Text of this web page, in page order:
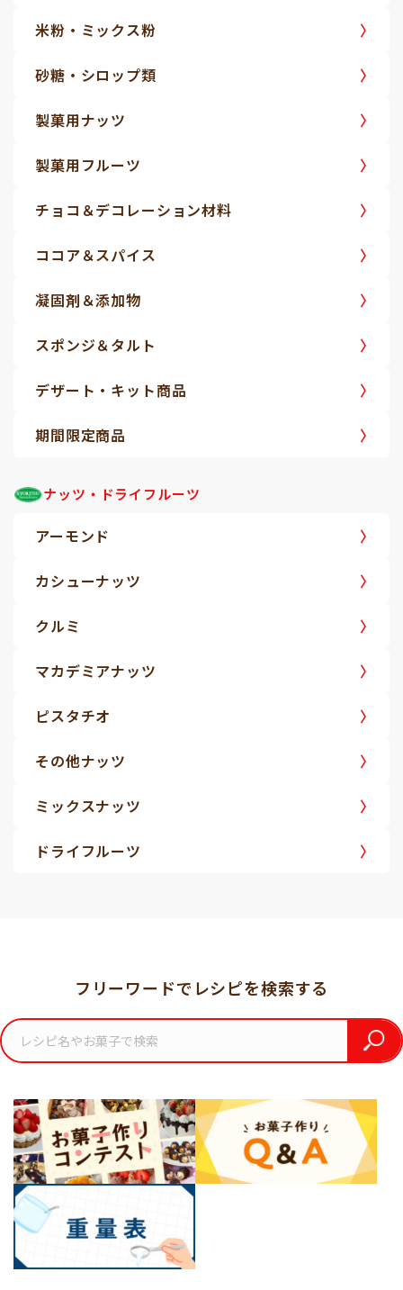
米粉・ミックス粉
砂糖・シロップ類
製菓用ナッツ
製菓用フルーツ
チョコ＆デコレーション材料
ココア＆スパイス
凝固剤＆添加物
スポンジ＆タルト
デザート・キット商品
期間限定商品
ナッツ・ドライフルーツ
アーモンド
カシューナッツ
クルミ
マカデミアナッツ
ピスタチオ
その他ナッツ
ミックスナッツ
ドライフルーツ
フリーワードでレシピを検索する